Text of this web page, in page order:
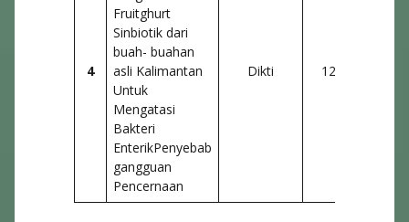
4
Fruitghurt
Sinbiotik dari
buah- buahan
asli Kalimantan
Untuk
Mengatasi
Bakteri
EnterikPenyebab
gangguan
Pencernaan
Dikti 121